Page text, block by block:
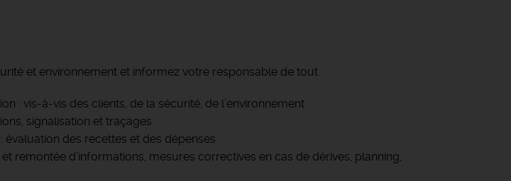
et environnement et informez votre responsable de tout
: vis-à-vis des clients, de la sécurité, de l’environnement
signalisation et traçages
des recettes et des dépenses
remontée d’informations, mesures correctives en cas de dérives, planning,